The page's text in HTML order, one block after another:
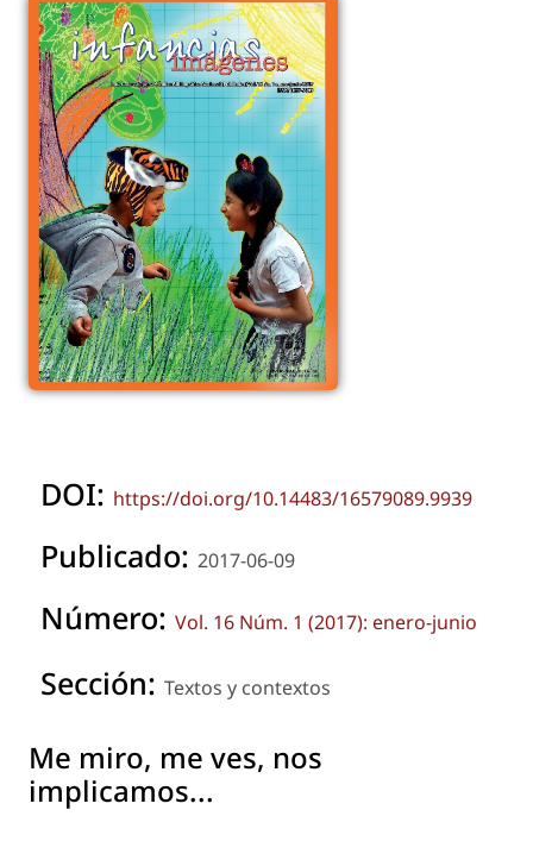
DOI: https://doi.org/10.14483/16579089.9939
Publicado: 2017-06-09
Número: Vol. 16 Núm. 1 (2017): enero-junio
Sección: Textos y contextos
Me miro, me ves, nos
implicamos...